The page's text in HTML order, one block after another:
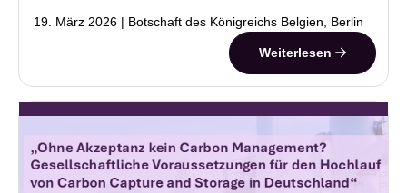
19. März 2026 | Botschaft des Königreichs Belgien, Berlin
Weiterlesen